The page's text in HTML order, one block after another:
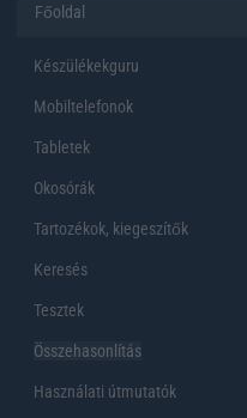
Főoldal
Készülékekguru
Mobiltelefonok
Tabletek
Okosórák
Tartozékok, kiegeszítők
Keresés
Tesztek
Összehasonlítás
Használati útmutatók